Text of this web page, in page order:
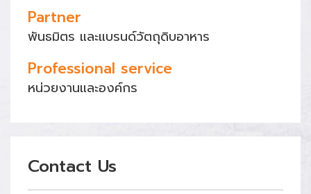
Partner
พันธมิตร และแบรนด์วัตถุดิบอาหาร
Professional service
หน่วยงานและองค์กร
Contact Us